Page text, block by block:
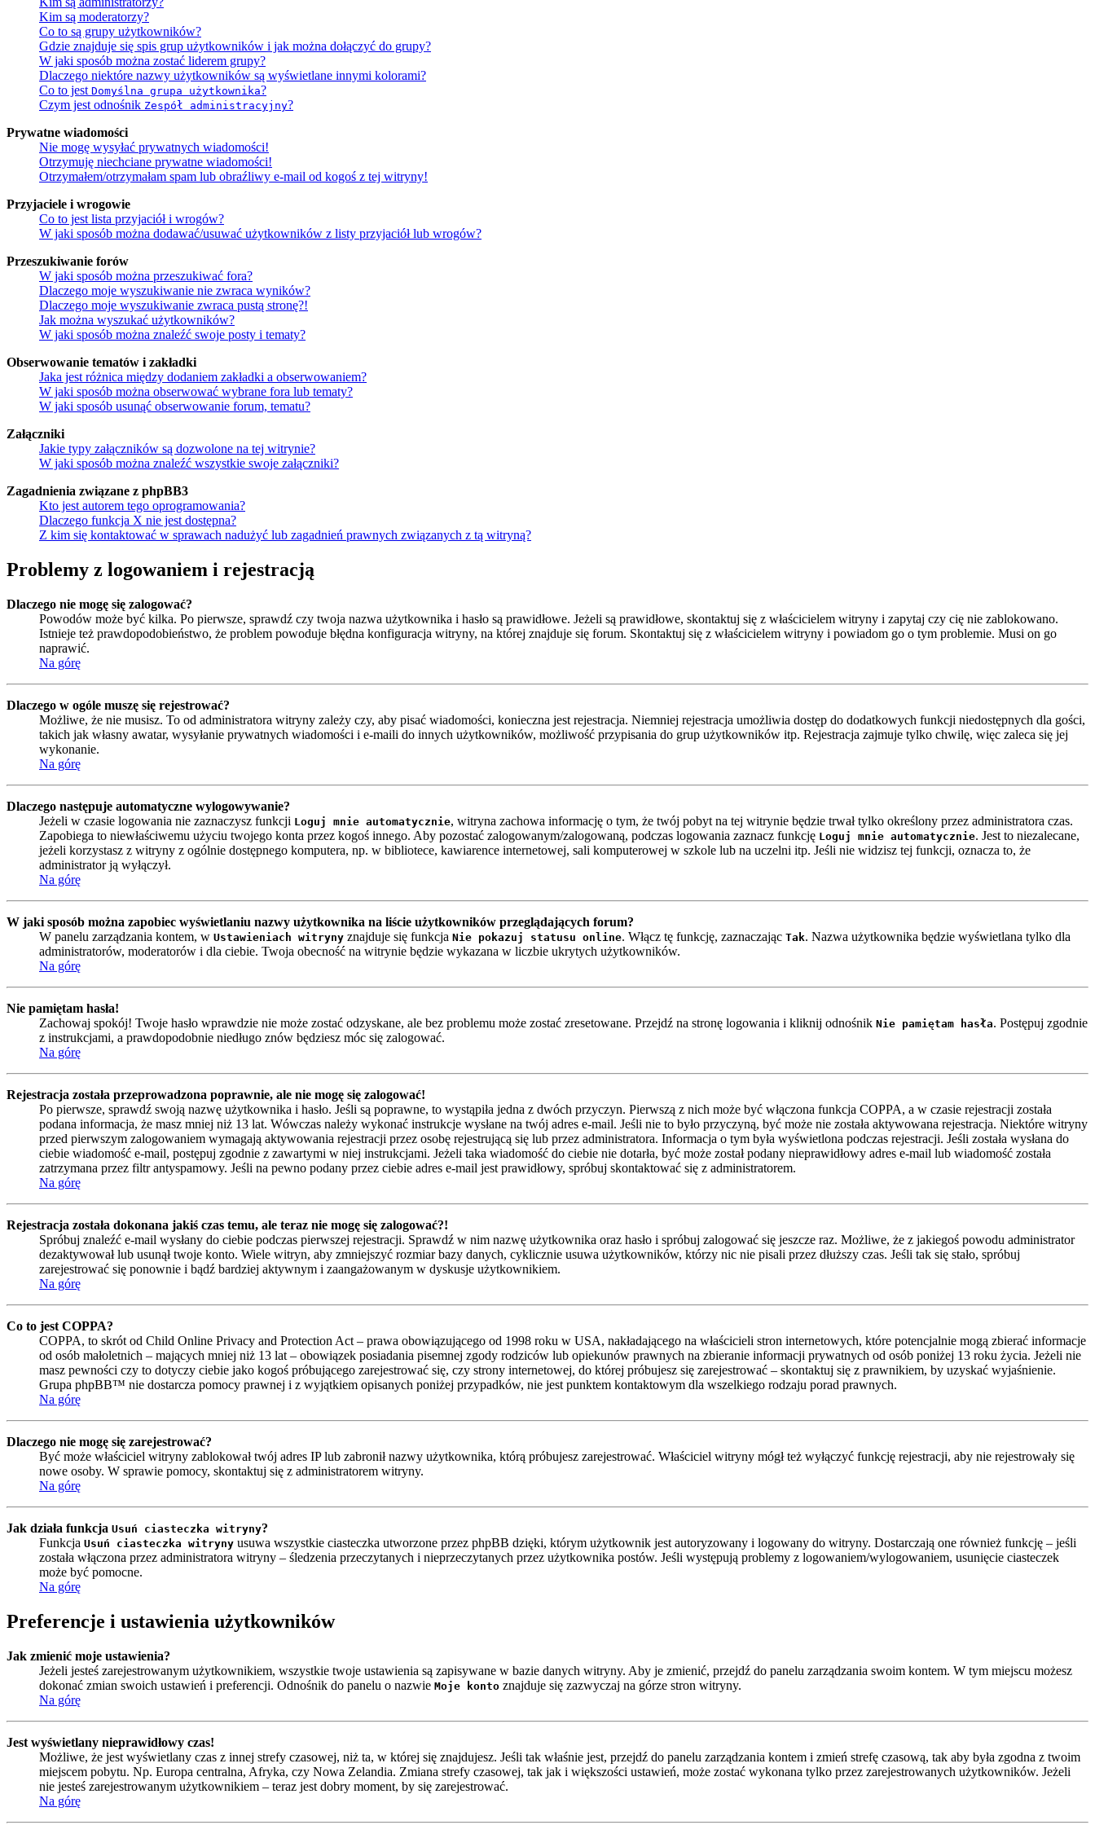
Kim są moderatorzy?
Co to są grupy użytkowników?
Gdzie znajduje się spis grup użytkowników i jak można dołączyć do grupy?
W jaki sposób można zostać liderem grupy?
Dlaczego niektóre nazwy użytkowników są wyświetlane innymi kolorami?
Co to jest Domyślna grupa użytkownika?
Czym jest odnośnik Zespół administracyjny?
Prywatne wiadomości
Nie mogę wysyłać prywatnych wiadomości!
Otrzymuję niechciane prywatne wiadomości!
Otrzymałem/otrzymałam spam lub obraźliwy e-mail od kogoś z tej witryny!
Przyjaciele i wrogowie
Co to jest lista przyjaciół i wrogów?
W jaki sposób można dodawać/usuwać użytkowników z listy przyjaciół lub wrogów?
Przeszukiwanie forów
W jaki sposób można przeszukiwać fora?
Dlaczego moje wyszukiwanie nie zwraca wyników?
Dlaczego moje wyszukiwanie zwraca pustą stronę?!
Jak można wyszukać użytkowników?
W jaki sposób można znaleźć swoje posty i tematy?
Obserwowanie tematów i zakładki
Jaka jest różnica między dodaniem zakładki a obserwowaniem?
W jaki sposób można obserwować wybrane fora lub tematy?
W jaki sposób usunąć obserwowanie forum, tematu?
Załączniki
Jakie typy załączników są dozwolone na tej witrynie?
W jaki sposób można znaleźć wszystkie swoje załączniki?
Zagadnienia związane z phpBB3
Kto jest autorem tego oprogramowania?
Dlaczego funkcja X nie jest dostępna?
Z kim się kontaktować w sprawach nadużyć lub zagadnień prawnych związanych z tą witryną?
Problemy z logowaniem i rejestracją
Dlaczego nie mogę się zalogować?
Powodów może być kilka. Po pierwsze, sprawdź czy twoja nazwa użytkownika i hasło są prawidłowe. Jeżeli są prawidłowe, skontaktuj się z właścicielem witryny i zapytaj czy cię nie zablokowano.
Istnieje też prawdopodobieństwo, że problem powoduje błędna konfiguracja witryny, na której znajduje się forum. Skontaktuj się z właścicielem witryny i powiadom go o tym problemie. Musi on go
naprawić.
Na górę
Dlaczego w ogóle muszę się rejestrować?
Możliwe, że nie musisz. To od administratora witryny zależy czy, aby pisać wiadomości, konieczna jest rejestracja. Niemniej rejestracja umożliwia dostęp do dodatkowych funkcji niedostępnych dla gości,
takich jak własny awatar, wysyłanie prywatnych wiadomości i e-maili do innych użytkowników, możliwość przypisania do grup użytkowników itp. Rejestracja zajmuje tylko chwilę, więc zaleca się jej
wykonanie.
Na górę
Dlaczego następuje automatyczne wylogowywanie?
Jeżeli w czasie logowania nie zaznaczysz funkcji Loguj mnie automatycznie, witryna zachowa informację o tym, że twój pobyt na tej witrynie będzie trwał tylko określony przez administratora czas.
Zapobiega to niewłaściwemu użyciu twojego konta przez kogoś innego. Aby pozostać zalogowanym/zalogowaną, podczas logowania zaznacz funkcję Loguj mnie automatycznie. Jest to niezalecane,
jeżeli korzystasz z witryny z ogólnie dostępnego komputera, np. w bibliotece, kawiarence internetowej, sali komputerowej w szkole lub na uczelni itp. Jeśli nie widzisz tej funkcji, oznacza to, że
administrator ją wyłączył.
Na górę
W jaki sposób można zapobiec wyświetlaniu nazwy użytkownika na liście użytkowników przeglądających forum?
W panelu zarządzania kontem, w Ustawieniach witryny znajduje się funkcja Nie pokazuj statusu online. Włącz tę funkcję, zaznaczając Tak. Nazwa użytkownika będzie wyświetlana tylko dla
administratorów, moderatorów i dla ciebie. Twoja obecność na witrynie będzie wykazana w liczbie ukrytych użytkowników.
Na górę
Nie pamiętam hasła!
Zachowaj spokój! Twoje hasło wprawdzie nie może zostać odzyskane, ale bez problemu może zostać zresetowane. Przejdź na stronę logowania i kliknij odnośnik Nie pamiętam hasła. Postępuj zgodnie
z instrukcjami, a prawdopodobnie niedługo znów będziesz móc się zalogować.
Na górę
Rejestracja została przeprowadzona poprawnie, ale nie mogę się zalogować!
Po pierwsze, sprawdź swoją nazwę użytkownika i hasło. Jeśli są poprawne, to wystąpiła jedna z dwóch przyczyn. Pierwszą z nich może być włączona funkcja COPPA, a w czasie rejestracji została
podana informacja, że masz mniej niż 13 lat. Wówczas należy wykonać instrukcje wysłane na twój adres e-mail. Jeśli nie to było przyczyną, być może nie została aktywowana rejestracja. Niektóre witryny
przed pierwszym zalogowaniem wymagają aktywowania rejestracji przez osobę rejestrującą się lub przez administratora. Informacja o tym była wyświetlona podczas rejestracji. Jeśli została wysłana do
ciebie wiadomość e-mail, postępuj zgodnie z zawartymi w niej instrukcjami. Jeżeli taka wiadomość do ciebie nie dotarła, być może został podany nieprawidłowy adres e-mail lub wiadomość została
zatrzymana przez filtr antyspamowy. Jeśli na pewno podany przez ciebie adres e-mail jest prawidłowy, spróbuj skontaktować się z administratorem.
Na górę
Rejestracja została dokonana jakiś czas temu, ale teraz nie mogę się zalogować?!
Spróbuj znaleźć e-mail wysłany do ciebie podczas pierwszej rejestracji. Sprawdź w nim nazwę użytkownika oraz hasło i spróbuj zalogować się jeszcze raz. Możliwe, że z jakiegoś powodu administrator
dezaktywował lub usunął twoje konto. Wiele witryn, aby zmniejszyć rozmiar bazy danych, cyklicznie usuwa użytkowników, którzy nic nie pisali przez dłuższy czas. Jeśli tak się stało, spróbuj
zarejestrować się ponownie i bądź bardziej aktywnym i zaangażowanym w dyskusje użytkownikiem.
Na górę
Co to jest COPPA?
COPPA, to skrót od Child Online Privacy and Protection Act – prawa obowiązującego od 1998 roku w USA, nakładającego na właścicieli stron internetowych, które potencjalnie mogą zbierać informacje
od osób małoletnich – mających mniej niż 13 lat – obowiązek posiadania pisemnej zgody rodziców lub opiekunów prawnych na zbieranie informacji prywatnych od osób poniżej 13 roku życia. Jeżeli nie
masz pewności czy to dotyczy ciebie jako kogoś próbującego zarejestrować się, czy strony internetowej, do której próbujesz się zarejestrować – skontaktuj się z prawnikiem, by uzyskać wyjaśnienie.
Grupa phpBB™ nie dostarcza pomocy prawnej i z wyjątkiem opisanych poniżej przypadków, nie jest punktem kontaktowym dla wszelkiego rodzaju porad prawnych.
Na górę
Dlaczego nie mogę się zarejestrować?
Być może właściciel witryny zablokował twój adres IP lub zabronił nazwy użytkownika, którą próbujesz zarejestrować. Właściciel witryny mógł też wyłączyć funkcję rejestracji, aby nie rejestrowały się
nowe osoby. W sprawie pomocy, skontaktuj się z administratorem witryny.
Na górę
Jak działa funkcja Usuń ciasteczka witryny?
Funkcja Usuń ciasteczka witryny usuwa wszystkie ciasteczka utworzone przez phpBB dzięki, którym użytkownik jest autoryzowany i logowany do witryny. Dostarczają one również funkcję – jeśli
została włączona przez administratora witryny – śledzenia przeczytanych i nieprzeczytanych przez użytkownika postów. Jeśli występują problemy z logowaniem/wylogowaniem, usunięcie ciasteczek
może być pomocne.
Na górę
Preferencje i ustawienia użytkowników
Jak zmienić moje ustawienia?
Jeżeli jesteś zarejestrowanym użytkownikiem, wszystkie twoje ustawienia są zapisywane w bazie danych witryny. Aby je zmienić, przejdź do panelu zarządzania swoim kontem. W tym miejscu możesz
dokonać zmian swoich ustawień i preferencji. Odnośnik do panelu o nazwie Moje konto znajduje się zazwyczaj na górze stron witryny.
Na górę
Jest wyświetlany nieprawidłowy czas!
Możliwe, że jest wyświetlany czas z innej strefy czasowej, niż ta, w której się znajdujesz. Jeśli tak właśnie jest, przejdź do panelu zarządzania kontem i zmień strefę czasową, tak aby była zgodna z twoim
miejscem pobytu. Np. Europa centralna, Afryka, czy Nowa Zelandia. Zmiana strefy czasowej, tak jak i większości ustawień, może zostać wykonana tylko przez zarejestrowanych użytkowników. Jeżeli
nie jesteś zarejestrowanym użytkownikiem – teraz jest dobry moment, by się zarejestrować.
Na górę